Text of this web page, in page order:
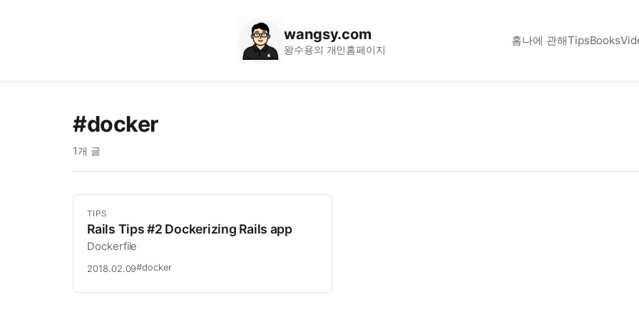
wangsy.com
왕수용의 개인홈페이지
홈나에 관해TipsBooks
#docker
1개 글
TIPS
Rails Tips #2 Dockerizing Rails app
Dockerfile
2018.02.09#docker